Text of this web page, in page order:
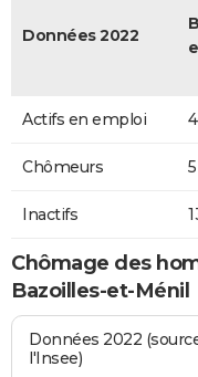
Données 2022
Actifs en emploi
Chômeurs 5
Inactifs
Chômage des
Bazoilles-et-Ménil
Données 2022
l'Insee)